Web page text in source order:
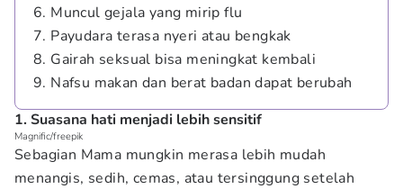
6. Muncul gejala yang mirip flu
7. Payudara terasa nyeri atau bengkak
8. Gairah seksual bisa meningkat kembali
9. Nafsu makan dan berat badan dapat berubah
1. Suasana hati menjadi lebih sensitif
Magnific/freepik
Sebagian Mama mungkin merasa lebih mudah
menangis, sedih, cemas, atau tersinggung setelah